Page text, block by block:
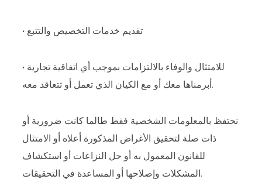
• تقديم خدمات التخصيص والتتبع
• للامتثال والوفاء بالالتزامات بموجب أي اتفاقية تجارية
أبرمناها معك أو مع الكيان الذي تعمل أو تتعاقد معه.
نحتفظ بالمعلومات الشخصية فقط طالما كانت ضرورية أو
ذات صلة لتحقيق الأغراض المذكورة أعلاه أو الامتثال
للقانون المعمول به أو حل النزاعات أو استكشاف
المشكلات وإصلاحها أو المساعدة في التحقيقات.